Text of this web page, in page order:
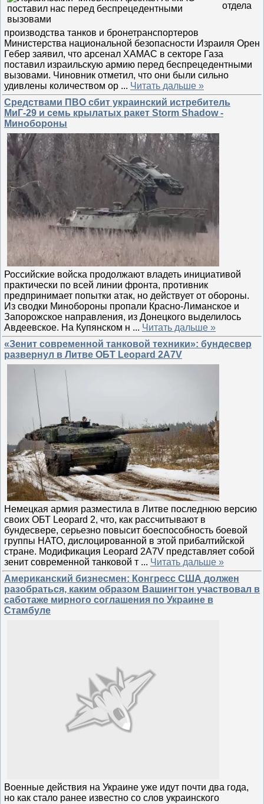
отдела
производства танков и бронетранспортеров
Министерства национальной безопасности Израиля Орен
Гебер заявил, что арсенал ХАМАС в секторе Газа
поставил израильскую армию перед беспрецедентными
вызовами. Чиновник отметил, что они были сильно
удивлены количеством ор ... Читать дальше »
Средствами ПВО сбит украинский истребитель
МиГ-29 и семь крылатых ракет Storm Shadow -
Минобороны
Российские войска продолжают владеть инициативой
практически по всей линии фронта, противник
предпринимает попытки атак, но действует от обороны.
Из сводки Минобороны пропали Красно-Лиманское и
Запорожское направления, из Донецкого выделилось
Авдеевское. На Купянском н ... Читать дальше »
«Зенит современной танковой техники»: бундесвер
развернул в Литве ОБТ Leopard 2A7V
Немецкая армия разместила в Литве последнюю версию
своих ОБТ Leopard 2, что, как рассчитывают в
бундесвере, серьезно повысит боеспособность боевой
группы НАТО, дислоцированной в этой прибалтийской
стране. Модификация Leopard 2A7V представляет собой
зенит современной танковой т ... Читать дальше »
Американский бизнесмен: Конгресс США должен
разобраться, каким образом Вашингтон участвовал в
саботаже мирного соглашения по Украине в
Стамбуле
Военные действия на Украине уже идут почти два года,
но как стало ранее известно со слов украинского